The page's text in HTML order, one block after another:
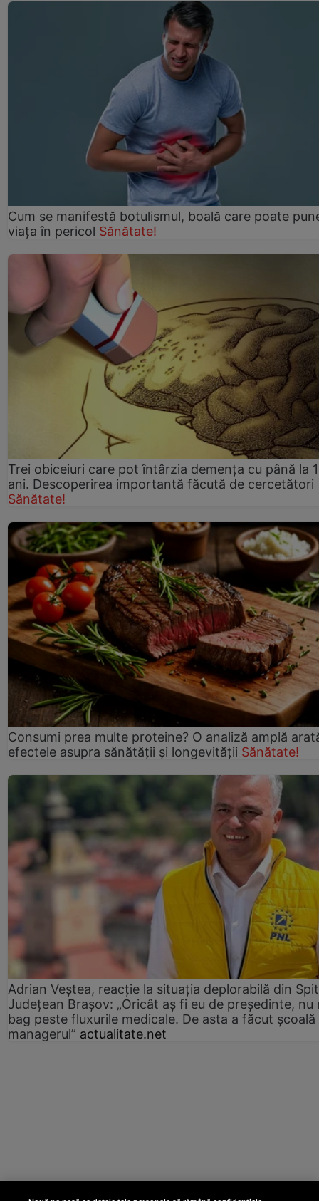
Cum se manifestă botulismul, boală care poate
viaţa în pericol Sănătate!
Trei obiceiuri care pot întârzia demența cu până la
ani. Descoperirea importantă făcută de cercetători
Sănătate!
Consumi prea multe proteine? O analiză amplă
efectele asupra sănătății și longevității Sănătate!
Adrian Veștea, reacție la situația deplorabilă din
Județean Brașov: „Oricât aș fi eu de președinte, nu
bag peste fluxurile medicale. De asta a făcut școală
managerul” actualitate.net